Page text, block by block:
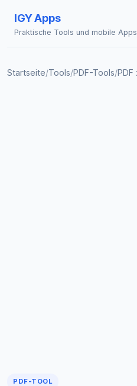
IGY Apps
Praktische Tools und mobile Apps
Startseite/Tools/PDF-Tools/PDF
PDF-TOOL
IGY Assistent